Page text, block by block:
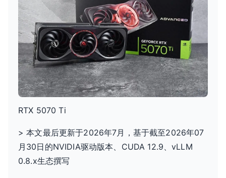
动
实
测：
RTX
5070
Ti
跑
大
模
外
接
显
RTX 5070 Ti
> 本文最后更新于2026年7月，基于截至2026年07
月30日的NVIDIA驱动版本、CUDA 12.9、vLLM
0.8.x生态撰写